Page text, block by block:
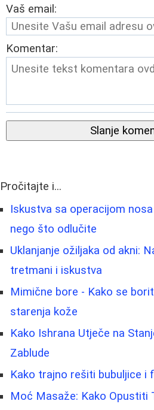
Vaš email:
Komentar:
Slanje
Pročitajte i...
Iskustva sa operacijom
nego što odlučite
Uklanjanje ožiljaka od akni:
tretmani i iskustva
Mimične bore - Kako se
starenja kože
Kako Ishrana Utječe na
Zablude
Kako trajno rešiti bubuljice i
Moć Masaže: Kako Opustiti